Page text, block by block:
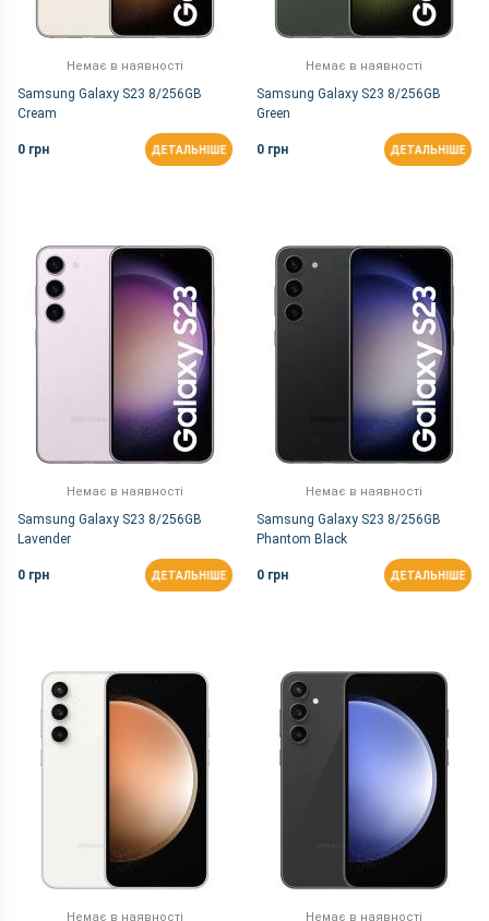
Немає в наявності
Samsung Galaxy S23 8/256GB
Cream
0 грн ДЕТАЛЬНІШЕ
Немає в наявності
Samsung Galaxy S23 8/256GB
Green
0 грн ДЕТАЛЬНІШЕ
Немає в наявності
Samsung Galaxy S23 8/256GB
Lavender
0 грн ДЕТАЛЬНІШЕ
Немає в наявності
Samsung Galaxy S23 8/256GB
Phantom Black
0 грн ДЕТАЛЬНІШЕ
Немає в наявності Немає в наявності